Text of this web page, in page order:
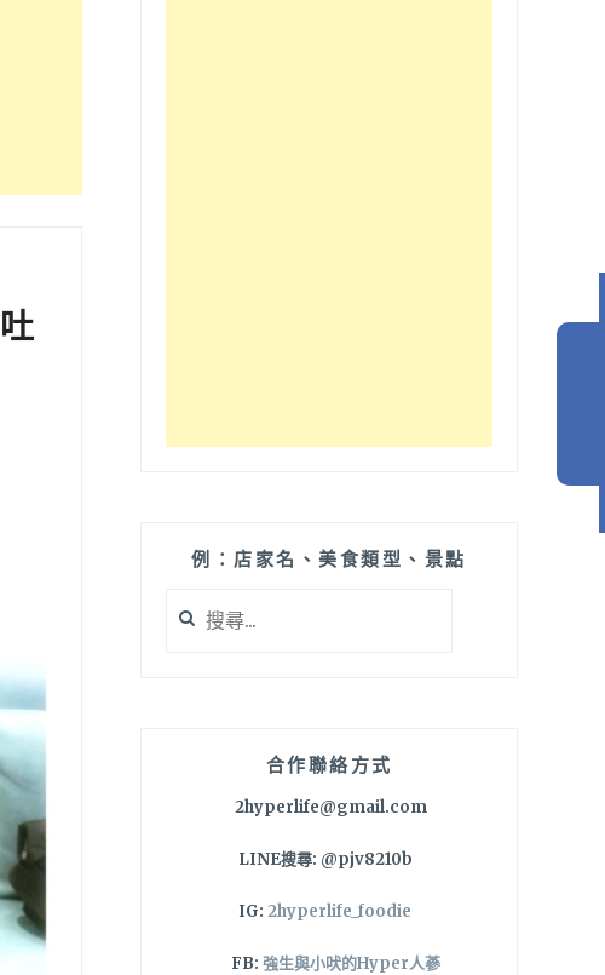
例：店家名、美食類型、景點
尋
合作聯絡方式
2hyperlife@gmail.com
LINE搜尋: @pjv8210b
IG: 2hyperlife_foodie
FB: 強生與小吠的Hyper人蔘